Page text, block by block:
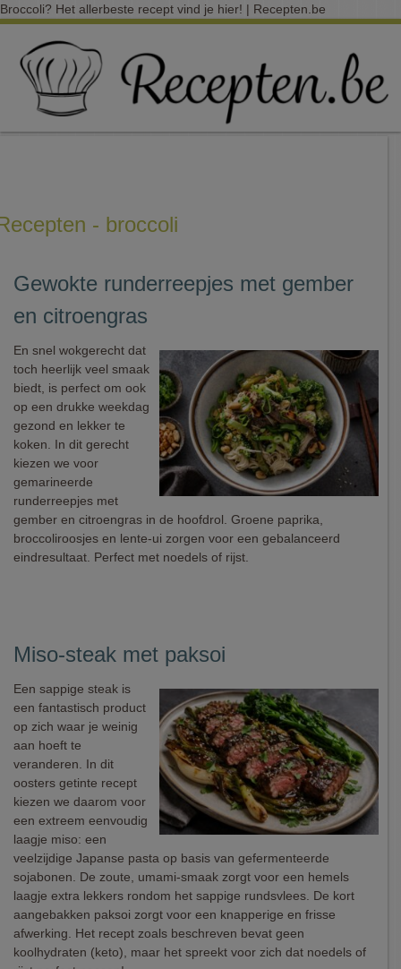
Broccoli? Het allerbeste recept vind je hier! | Recepten.be
- broccoli
Gewokte runderreepjes met gember
en citroengras
En snel wokgerecht dat
toch heerlijk veel smaak
biedt, is perfect om ook
op een drukke weekdag
gezond en lekker te
koken. In dit gerecht
kiezen we voor
gemarineerde
runderreepjes met
gember en citroengras in de hoofdrol. Groene paprika,
broccoliroosjes en lente-ui zorgen voor een gebalanceerd
eindresultaat. Perfect met noedels of rijst.
Miso-steak met paksoi
Een sappige steak is
een fantastisch product
op zich waar je weinig
aan hoeft te
veranderen. In dit
oosters getinte recept
kiezen we daarom voor
een extreem eenvoudig
laagje miso: een
veelzijdige Japanse pasta op basis van gefermenteerde
sojabonen. De zoute, umami-smaak zorgt voor een hemels
laagje extra lekkers rondom het sappige rundsvlees. De kort
aangebakken paksoi zorgt voor een knapperige en frisse
afwerking. Het recept zoals beschreven bevat geen
koolhydraten (keto), maar het spreekt voor zich dat noedels of